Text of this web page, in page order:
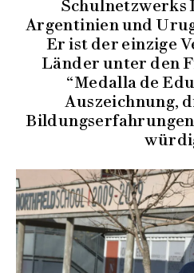
Schulnetzwerks
Argentinien und
Er ist der einzige
Länder unter den
“Medalla de
Auszeichnung,